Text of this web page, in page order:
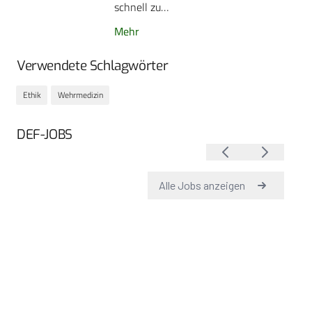
schnell zu…
Mehr
Verwendete Schlagwörter
Ethik Wehrmedizin
DEF-JOBS